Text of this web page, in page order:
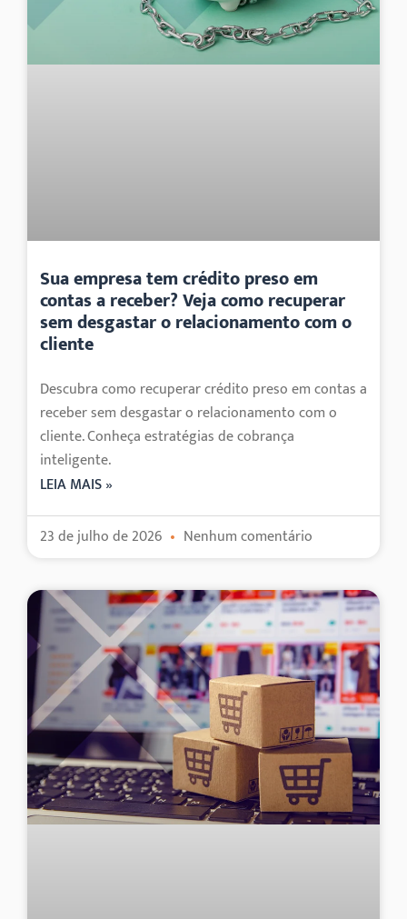
Sua empresa tem crédito preso em
contas a receber? Veja como recuperar
sem desgastar o relacionamento com o
cliente
Descubra como recuperar crédito preso em contas a
receber sem desgastar o relacionamento com o
cliente. Conheça estratégias de cobrança
inteligente.
LEIA MAIS »
23 de julho de 2026 Nenhum comentário